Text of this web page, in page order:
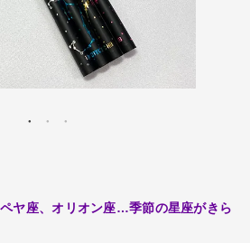
ヤ座、オリオン座…季節の星座がきら